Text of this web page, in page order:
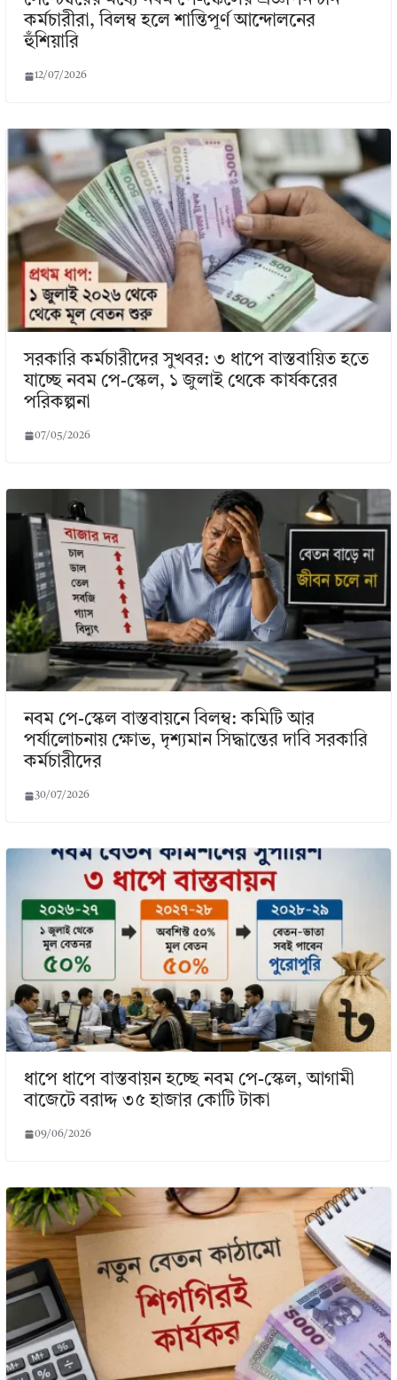
কর্মচারীরা, বিলম্ব হলে শান্তিপূর্ণ আন্দোলনের
হুঁশিয়ারি
12/07/2026
সরকারি কর্মচারীদের সুখবর: ৩ ধাপে বাস্তবায়িত হতে
যাচ্ছে নবম পে-স্কেল, ১ জুলাই থেকে কার্যকরের
পরিকল্পনা
07/05/2026
নবম পে-স্কেল বাস্তবায়নে বিলম্ব: কমিটি আর
পর্যালোচনায় ক্ষোভ, দৃশ্যমান সিদ্ধান্তের দাবি সরকারি
কর্মচারীদের
30/07/2026
ধাপে ধাপে বাস্তবায়ন হচ্ছে নবম পে-স্কেল, আগামী
বাজেটে বরাদ্দ ৩৫ হাজার কোটি টাকা
09/06/2026